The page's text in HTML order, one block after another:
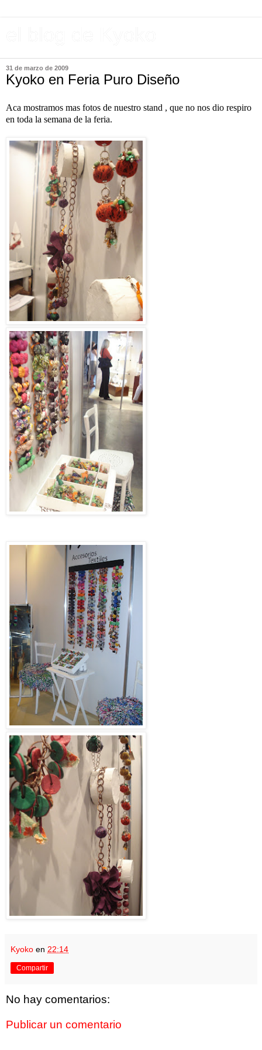
31 de marzo de 2009
Kyoko en Feria Puro Diseño
Aca mostramos mas fotos de nuestro stand , que no nos dio respiro
en toda la semana de la feria.
Kyoko en 22:14
Compartir
No hay comentarios:
Publicar un comentario